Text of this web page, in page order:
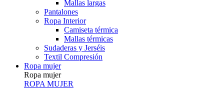
Mallas largas
Pantalones
Ropa Interior
Camiseta térmica
Mallas térmicas
Sudaderas y Jerséis
Textil Compresión
Ropa mujer
Ropa mujer
ROPA MUJER